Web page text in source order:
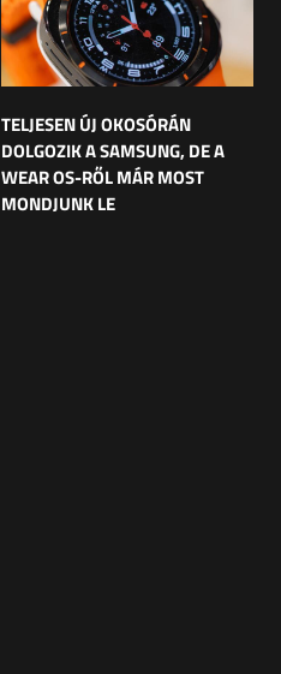
TELJESEN ÚJ OKOSÓRÁN
DOLGOZIK A SAMSUNG, DE A
WEAR OS-RŐL MÁR MOST
MONDJUNK LE